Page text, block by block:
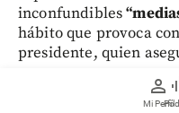
person
Mi Perfil
inconfundibles
hábito que provoca
presidente, quien
Esta peculiaridad